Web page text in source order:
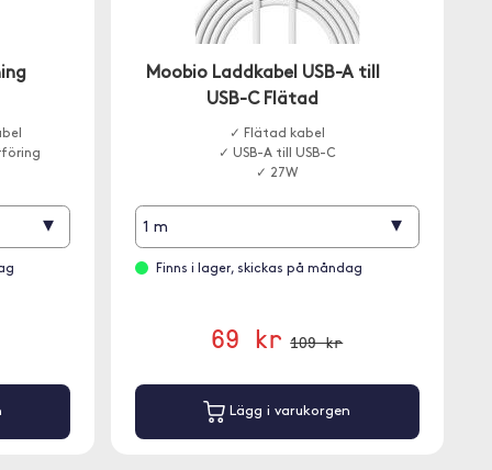
▾
Moobio Laddkabel USB-A till
USB-C Flätad
✓ Flätad kabel
✓ USB-A till USB-C
✓ 27W
1 m ▾
Finns i lager, skickas på måndag
69 kr 109 kr
Lägg i varukorgen